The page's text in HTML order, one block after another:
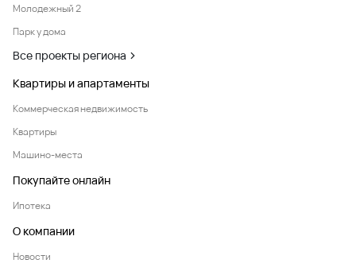
Молодежный 2
Парк у дома
Все проекты региона
Квартиры и апартаменты
Коммерческая недвижимость
Квартиры
Машино-места
Покупайте онлайн
Ипотека
О компании
Новости